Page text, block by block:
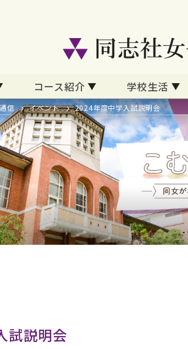
コース紹介 学校生活
信 イベント 2024年度中学入試説明会
試説明会